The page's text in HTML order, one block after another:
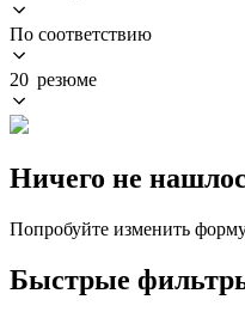
По соответствию
20 резюме
Ничего не
Попробуйте изменить
Быстрые